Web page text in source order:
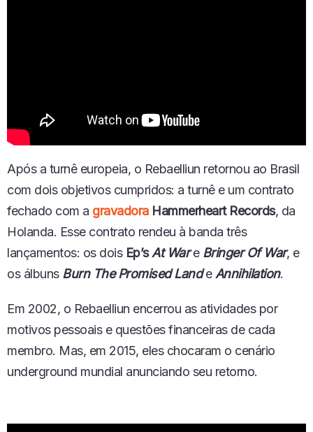
Após a turnê europeia, o Rebaelliun retornou ao Brasil
com dois objetivos cumpridos: a turnê e um contrato
fechado com a gravadora Hammerheart Records, da
Holanda. Esse contrato rendeu à banda três
lançamentos: os dois Ep’sAt Ware Bringer Of War, e
os álbuns Burn The Promised LandeAnnihilation.
Em 2002, o Rebaelliun encerrou as atividades por
motivos pessoaise questõesfinanceirasde cada
membro. Mas, em 2015, eles chocaram o cenário
underground mundial anunciando seu retorno.